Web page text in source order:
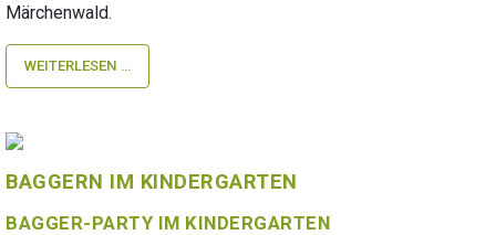
Märchenwald.
WEITERLESEN …
BAGGERN IM KINDERGARTEN
BAGGER-PARTY IM KINDERGARTEN